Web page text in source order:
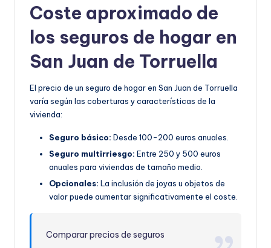
Coste aproximado de
los seguros de hogar en
San Juan de Torruella
El precio de un seguro de hogar en San Juan de Torruella
varía según las coberturas y características de la
vivienda:
Seguro básico: Desde 100-200 euros anuales.
Seguro multirriesgo: Entre 250 y 500 euros
anuales para viviendas de tamaño medio.
Opcionales: La inclusión de joyas u objetos de
valor puede aumentar significativamente el coste.
Comparar precios de seguros